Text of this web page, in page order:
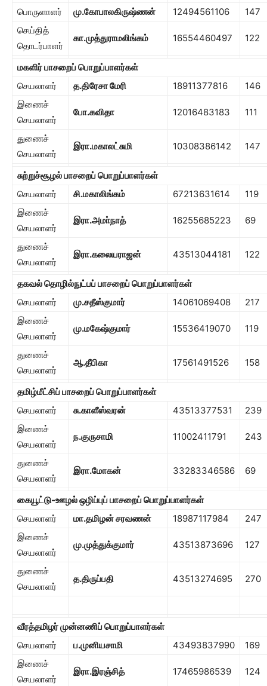
பொருளாளர்
மு.கோபாலகிருஷ்ணன் 12494561106
147
செய்தித்
தொடர்பாளர்
கா.முத்துராமலிங்கம் 16554460497 122
மகளிர் பாசறைப் பொறுப்பாளர்கள்
செயலாளர்
த.திரேசா மேரி 18911377816
146
இணைச்
செயலாளர்
போ.கவிதா 12016483183 111
துணைச்
செயலாளர்
இரா.மகாலட்சுமி 10308386142 147
சுற்றுச்சூழல் பாசறைப் பொறுப்பாளர்கள்
செயலாளர்
சி.மகாலிங்கம் 67213631614
119
இணைச்
செயலாளர்
இரா.அமா்நாத் 16255685223 69
துணைச்
செயலாளர்
இரா.கலையராஜன் 43513044181 122
தகவல் தொழில்நுட்பப் பாசறைப் பொறுப்பாளர்கள்
செயலாளர்
மு.சதீஸ்குமார் 14061069408
217
இணைச்
செயலாளர்
மு.மகேஷ்குமார் 15536419070 119
துணைச்
செயலாளர்
ஆ.தீபிகா 17561491526 158
தமிழ்மீட்சிப் பாசறைப் பொறுப்பாளர்கள்
செயலாளர்
சு.காளீஸ்வரன் 43513377531
239
இணைச்
செயலாளர்
ந.குருசாமி 11002411791 243
துணைச்
செயலாளர்
இரா.மோகன் 33283346586 69
கையூட்டு-ஊழல் ஒழிப்புப் பாசறைப் பொறுப்பாளர்கள்
செயலாளர்
மா.தமிழன் சரவணன் 18987117984
247
இணைச்
செயலாளர்
மு.முத்துக்குமார் 43513873696 127
துணைச்
செயலாளர்
த.திருப்பதி 43513274695 270
வீரத்தமிழர் முன்னணிப் பொறுப்பாளர்கள்
செயலாளர்
ப.முனியசாமி 43493837990
169
இணைச்
செயலாளர்
இரா.இரஞ்சித் 17465986539 124